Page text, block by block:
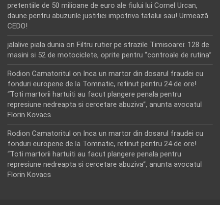
pretentiile de 50 milioane de euro ale fiului lui Cornel Urcan,
daune pentru abuzurile justitiei impotriva tatalui sau! Urmează
CEDO!
jalalive piala dunia on Filtru rutier pe strazile Timisoarei: 128 de
masini si 52 de motociclete, oprite pentru “controale de rutina”
Rodion Camatoritul on Inca un martor din dosarul fraudei cu
fonduri europene de la Tomnatic, retinut pentru 24 de ore!
“Toti martorii hartuiti au facut plangere penala pentru
represiune nedreapta si cercetare abuziva”, anunta avocatul
Florin Kovacs
Rodion Camatoritul on Inca un martor din dosarul fraudei cu
fonduri europene de la Tomnatic, retinut pentru 24 de ore!
“Toti martorii hartuiti au facut plangere penala pentru
represiune nedreapta si cercetare abuziva”, anunta avocatul
Florin Kovacs